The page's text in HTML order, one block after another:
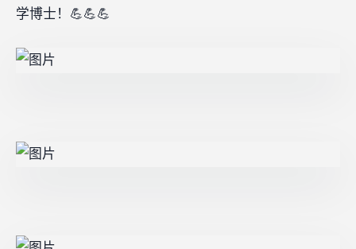
学博士！💪💪💪